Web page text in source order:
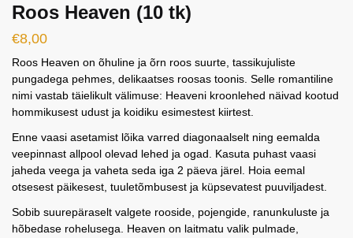
Roos Heaven (10 tk)
€8,00
Roos Heaven on õhuline ja õrn roos suurte, tassikujuliste
pungadega pehmes, delikaatses roosas toonis. Selle romantiline
nimi vastab täielikult välimuse: Heaveni kroonlehed näivad kootud
hommikusest udust ja koidiku esimestest kiirtest.
Enne vaasi asetamist lõika varred diagonaalselt ning eemalda
veepinnast allpool olevad lehed ja ogad. Kasuta puhast vaasi
jaheda veega ja vaheta seda iga 2 päeva järel. Hoia eemal
otsesest päikesest, tuuletõmbusest ja küpsevatest puuviljadest.
Sobib suurepäraselt valgete rooside, pojengide, ranunkuluste ja
hõbedase rohelusega. Heaven on laitmatu valik pulmade,